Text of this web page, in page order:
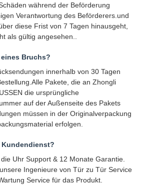
während der Beförderung
Verantwortung des Beförderers.und
diese Frist von 7 Tagen hinausgeht,
als gültig angesehen..
Bruchs?
innerhalb von 30 Tagen
Pakete, die an Zhongli
die ursprüngliche
auf der Außenseite des Pakets
müssen in der Originalverpackung
erfolgen.
Kundendienst?
Uhr Support & 12 Monate Garantie.
Ingenieure von Tür zu Tür Service
Service für das Produkt.